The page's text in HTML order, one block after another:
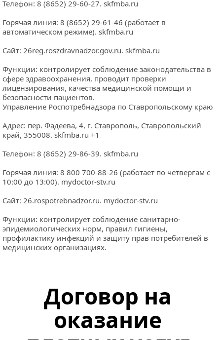
Телефон: 8 (8652) 29-60-27. skfmba.ru
Горячая линия: 8 (8652) 29-61-46 (работает в
автоматическом режиме). skfmba.ru
Сайт: 26reg.roszdravnadzor.gov.ru. skfmba.ru
Функции: контролирует соблюдение законодательства в
сфере здравоохранения, проводит проверки
лицензирования, качества медицинской помощи и
безопасности пациентов.
Управление Роспотребнадзора по Ставропольскому краю
Адрес: пер. Фадеева, 4, г. Ставрополь, Ставропольский
край, 355008. skfmba.ru +1
Телефон: 8 (8652) 29-86-39. skfmba.ru
Горячая линия: 8 800 700-88-26 (работает по четвергам с
10:00 до 13:00). mydoctor-stv.ru
Сайт: 26.rospotrebnadzor.ru. mydoctor-stv.ru
Функции: контролирует соблюдение санитарно-
эпидемиологических норм, правил гигиены,
профилактику инфекций и защиту прав потребителей в
медицинских организациях.
Договор на
оказание